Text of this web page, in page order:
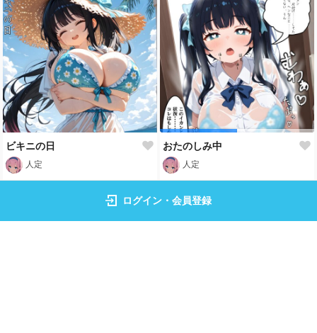
ビキニの日
人定
おたのしみ中
人定
もっと見る
ログイン・会員登録